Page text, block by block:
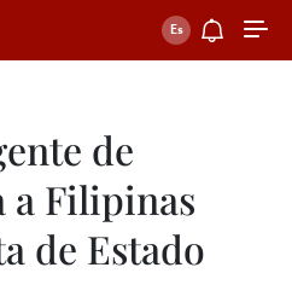
de
a Filipinas
de Estado